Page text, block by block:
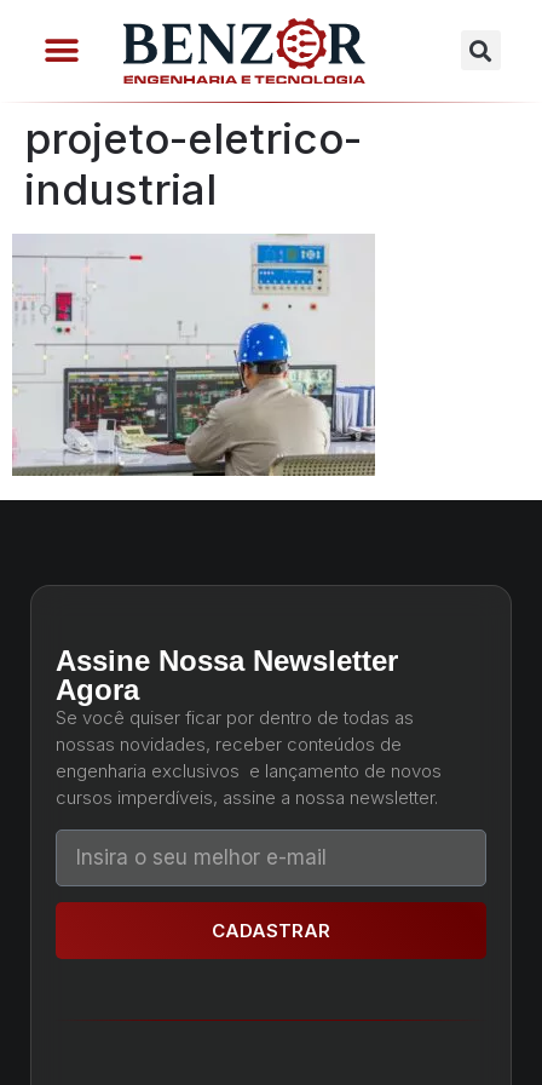
projeto-eletrico-
industrial
Assine Nossa Newsletter
Agora
Se você quiser ficar por dentro de todas as
nossas novidades, receber conteúdos de
engenharia exclusivos e lançamento de novos
cursos imperdíveis, assine a nossa newsletter.
CADASTRAR